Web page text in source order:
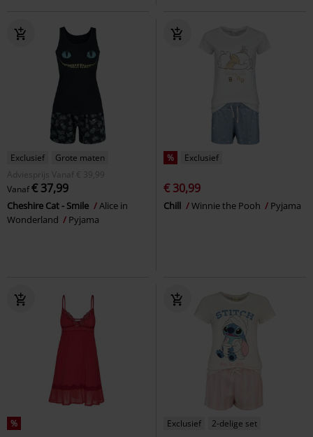
Exclusief
Grote maten
Adviesprijs
Vanaf € 39,99
Vanaf€ 37,99
Cheshire Cat - Smile
Alice in
Wonderland
Pyjama
% Exclusief
€ 30,99
Chill Winnie the Pooh Pyjama
% Exclusief 2-delige set